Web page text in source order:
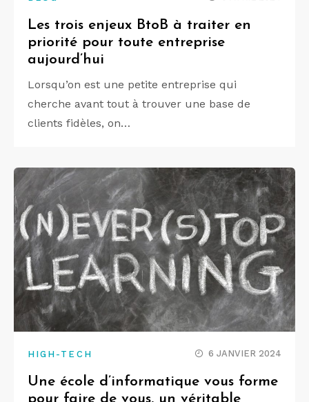
Les trois enjeux BtoB à traiter en
priorité pour toute entreprise
aujourd’hui
Lorsqu’on est une petite entreprise qui
cherche avant tout à trouver une base de
clients fidèles, on…
HIGH-TECH 6 JANVIER 2024
Une école d’informatique vous forme